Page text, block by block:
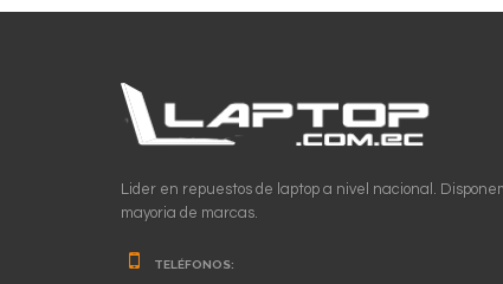
Lider en repuestos de laptop a nivel nacional.
mayoria de marcas.
TELÉFONOS: